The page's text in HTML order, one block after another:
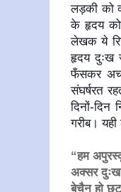
लड़की को
के हृदय
लेखक ये
हृदय दुःख
फँसकर
संघर्षरत
दिनों-दिन
गरीब।
“हम
अक्सर
बेचैन हो